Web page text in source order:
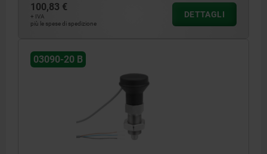
100,83 €
+ IVA
più le spese di spedizione
DETTAGLI
03090-20 B